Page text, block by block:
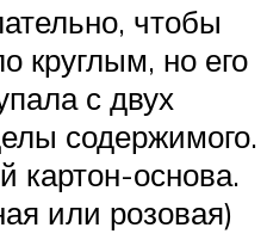
чтобы
круглым, но его
с двух
содержимого.
картон-основа.
или розовая)